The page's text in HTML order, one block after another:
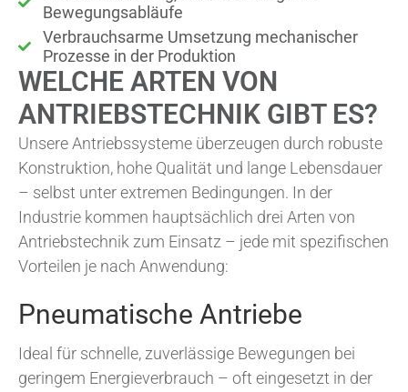
Bewegungsabläufe
Verbrauchsarme Umsetzung mechanischer
Prozesse in der Produktion
WELCHE ARTEN VON
ANTRIEBSTECHNIK GIBT ES?
Unsere Antriebssysteme überzeugen durch robuste
Konstruktion, hohe Qualität und lange Lebensdauer
– selbst unter extremen Bedingungen. In der
Industrie kommen hauptsächlich drei Arten von
Antriebstechnik zum Einsatz – jede mit spezifischen
Vorteilen je nach Anwendung:
Pneumatische Antriebe
Ideal für schnelle, zuverlässige Bewegungen bei
geringem Energieverbrauch – oft eingesetzt in der